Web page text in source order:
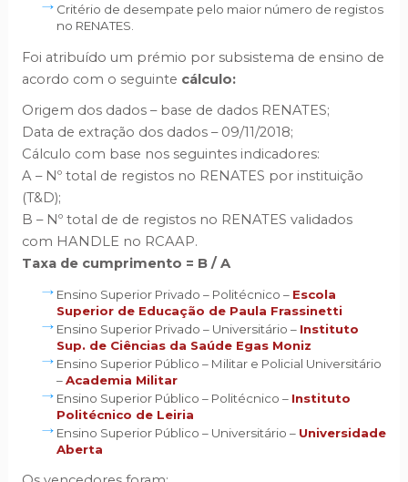
Critério de desempate pelo maior número de registos
no RENATES.
Foi atribuído um prémio por subsistema de ensino de
acordo com o seguinte cálculo:
Origem dos dados – base de dados RENATES;
Data de extração dos dados – 09/11/2018;
Cálculo com base nos seguintes indicadores:
A – Nº total de registos no RENATES por instituição
(T&D);
B – Nº total de de registos no RENATES validados
com HANDLE no RCAAP.
Taxa de cumprimento = B / A
Ensino Superior Privado – Politécnico – Escola
Superior de Educação de Paula Frassinetti
Ensino Superior Privado – Universitário – Instituto
Sup. de Ciências da Saúde Egas Moniz
Ensino Superior Público – Militar e Policial Universitário
–Academia Militar
Ensino Superior Público – Politécnico – Instituto
Politécnico de Leiria
Ensino Superior Público – Universitário – Universidade
Aberta